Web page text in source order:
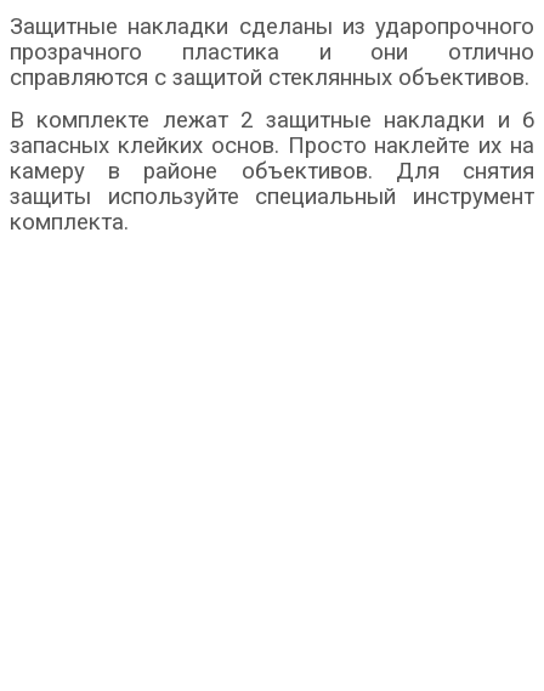
Защитные накладки сделаны из ударопрочного
прозрачного пластика и они отлично
справляются с защитой стеклянных объективов.
В комплекте лежат 2 защитные накладки и 6
запасных клейких основ. Просто наклейте их на
камеру в районе объективов. Для снятия
защиты используйте специальный инструмент
комплекта.